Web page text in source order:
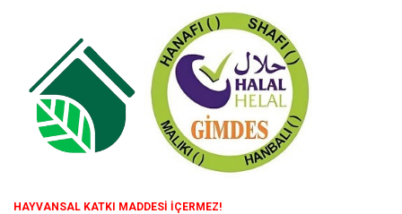
HAYVANSAL KATKI MADDESİ İÇERMEZ!